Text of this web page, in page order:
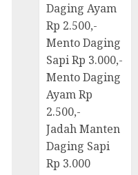
Daging Ayam
Rp 2.500,-
Mento Daging
Sapi Rp 3.000,-
Mento Daging
Ayam Rp
2.500,-
Jadah Manten
Daging Sapi
Rp 3.000